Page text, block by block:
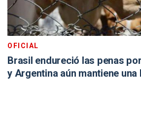
OFICIAL
Brasil endureció las penas
y Argentina aún mantiene una